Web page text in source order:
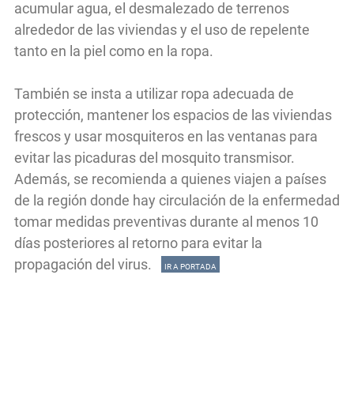
acumular agua, el desmalezado de terrenos
alrededor de las viviendas y el uso de repelente
tanto en la piel como en la ropa.
También se insta a utilizar ropa adecuada de
protección, mantener los espacios de las viviendas
frescos y usar mosquiteros en las ventanas para
evitar las picaduras del mosquito transmisor.
Además, se recomienda a quienes viajen a países
de la región donde hay circulación de la enfermedad
tomar medidas preventivas durante al menos 10
días posteriores al retorno para evitar la
propagación del virus.
IR A PORTADA